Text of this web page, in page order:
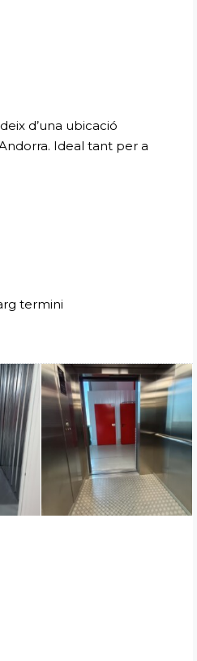
d’una ubicació
Ideal tant per a
termini